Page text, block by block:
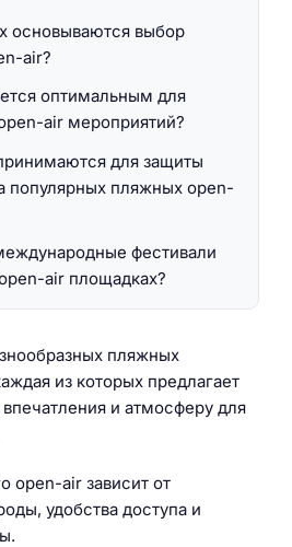
пляжных
из которых предлагает
и атмосферу для
open-air зависит от
удобства доступа и
основываются выбор
air?
оптимальным для
air мероприятий?
для защиты
пляжных open-
фестивали
air площадках?